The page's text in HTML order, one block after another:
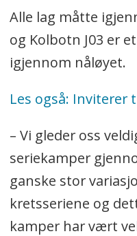
Alle lag måtte
og Kolbotn J03 er
igjennom nåløyet.
Les også:
– Vi gleder oss
seriekamper
ganske stor
kretsseriene og
kamper har vært